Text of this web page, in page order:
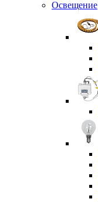
Освещение